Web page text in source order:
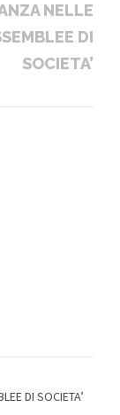
NELLE
DI
SOCIETA’
DI SOCIETA’